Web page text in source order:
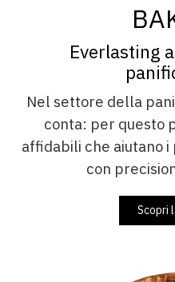
Everlasting
Nel settore della
conta: per questo
affidabili che aiutano
con
Scopri